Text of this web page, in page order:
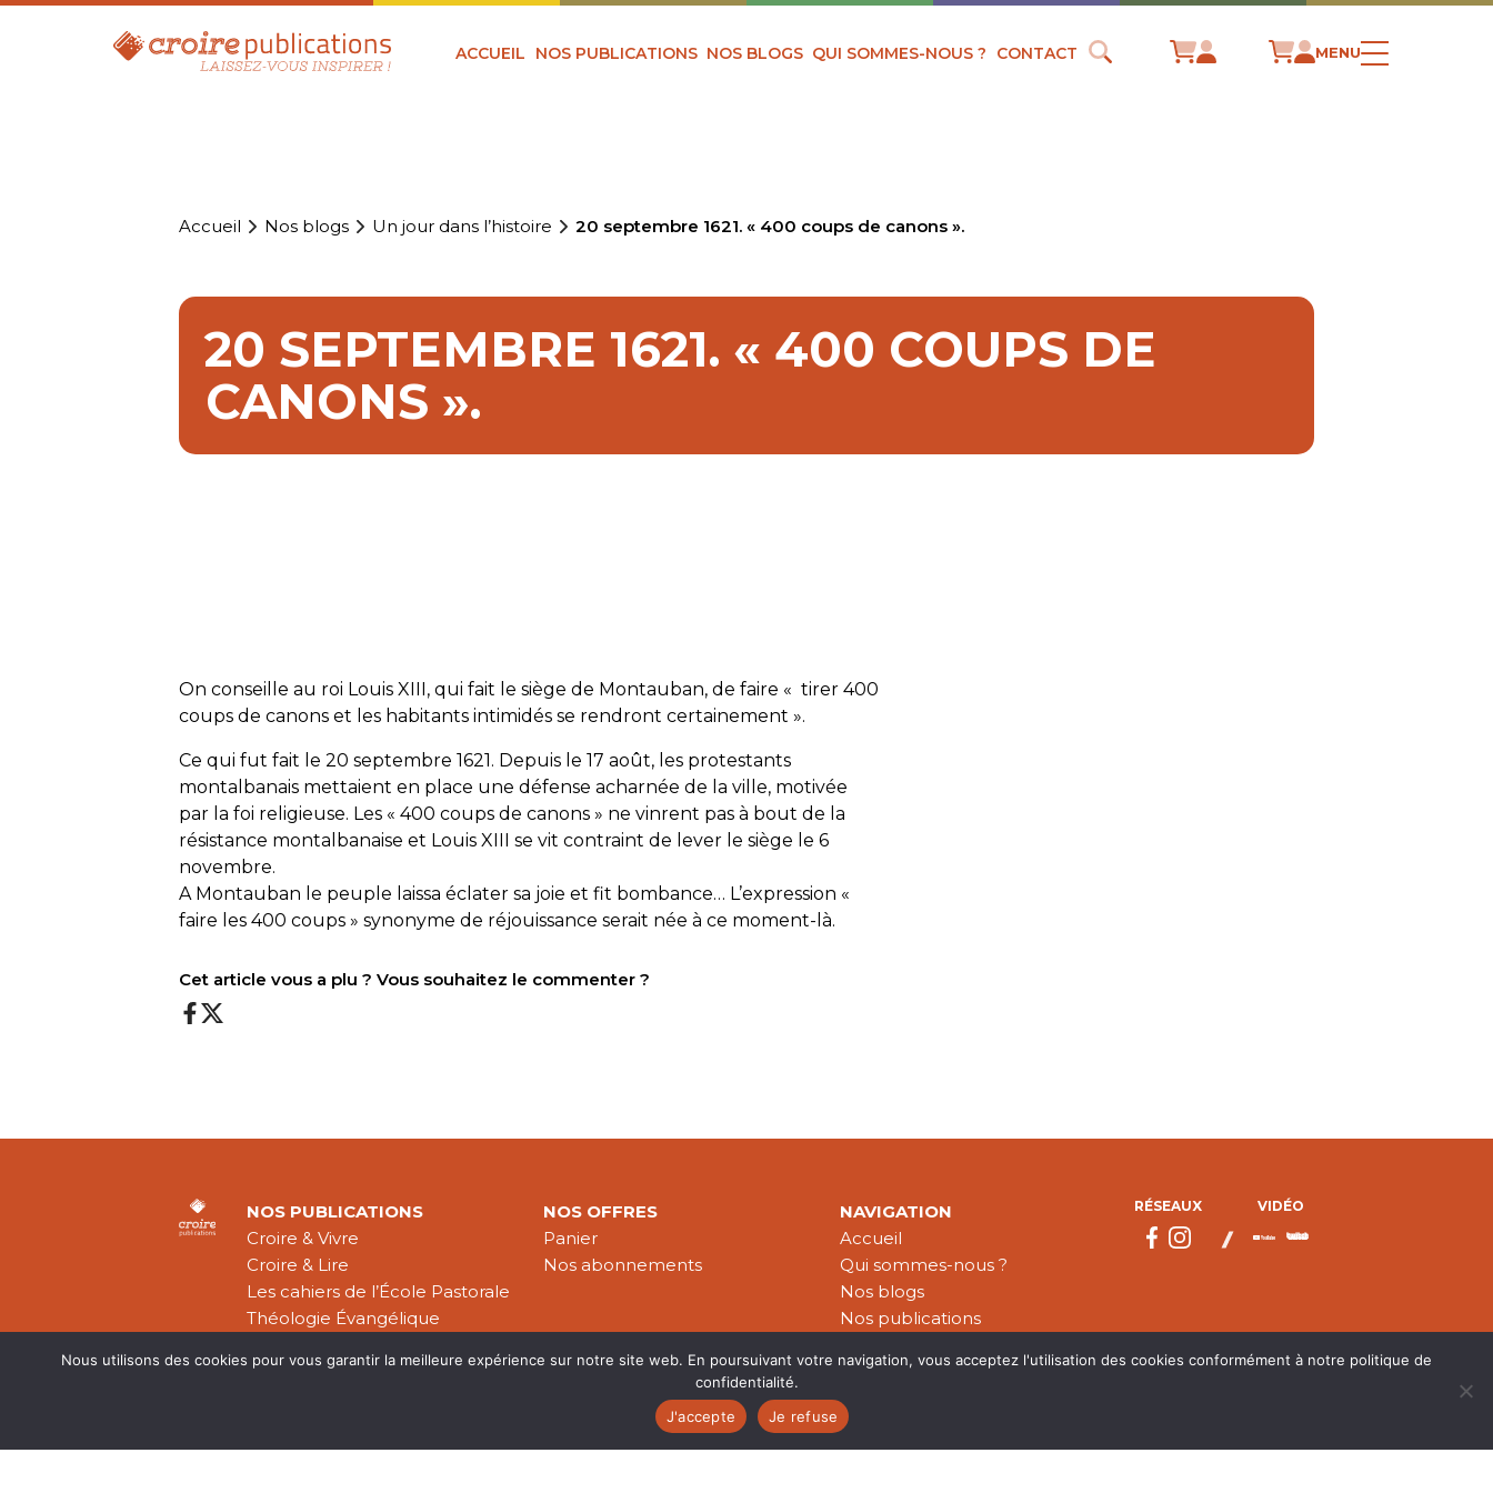
ACCUEIL NOS PUBLICATIONS NOS BLOGS QUI SOMMES-NOUS ? CONTACT MENU
Accueil Nos blogs Un jour dans l’histoire 20 septembre 1621. « 400 coups de canons ».
20 SEPTEMBRE 1621. « 400 COUPS DE
CANONS ».
On conseille au roi Louis XIII, qui fait le siège de Montauban, de faire « tirer 400
coups de canons et les habitants intimidés se rendront certainement ».
Ce qui fut fait le 20 septembre 1621. Depuis le 17 août, les protestants
montalbanais mettaient en place une défense acharnée de la ville, motivée
par la foi religieuse. Les « 400 coups de canons » ne vinrent pas à bout de la
résistance montalbanaise et Louis XIII se vit contraint de lever le siège le 6
novembre.
A Montauban le peuple laissa éclater sa joie et fit bombance… L’expression «
faire les 400 coups » synonyme de réjouissance serait née à ce moment-là.
Cet article vous a plu ? Vous souhaitez le commenter ?
NOS PUBLICATIONS
Croire & Vivre
Croire & Lire
Les cahiers de l’École Pastorale
Théologie Évangélique
NOS OFFRES
Panier
Nos abonnements
NAVIGATION
Accueil
Qui sommes-nous ?
Nos blogs
Nos publications
RÉSEAUX VIDÉO
Mentions légales & données personnelles
CGV © 2026 Croire-Publications. Tous droits réservés.
Nous utilisons des cookies pour vous garantir la meilleure expérience sur notre site web. En poursuivant votre navigation, vous acceptez l'utilisation des cookies conformément à notre politique de
confidentialité.
J'accepte
Je refuse